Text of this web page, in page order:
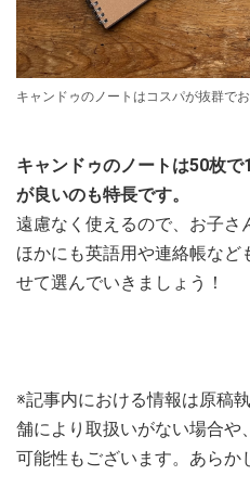
キャンドゥのノートはコスパが抜群で
キャンドゥのノートは50枚
が良いのも特長です。
遠慮なく使えるので、お子さ
ほかにも英語用や連絡帳など
せて選んでいきましょう！
※記事内における情報は原稿
舗により取扱いがない場合や
可能性もございます。あらか